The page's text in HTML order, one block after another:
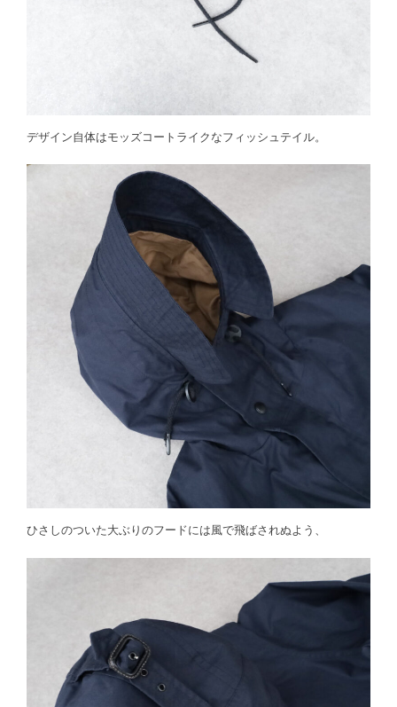
デザイン自体はモッズコートライクなフィッシュテイル。
ひさしのついた大ぶりのフードには風で飛ばされぬよう、